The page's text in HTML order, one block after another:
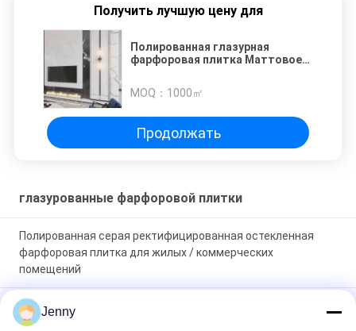
Получить лучшую цену для
Полированная глазурная
фарфоровая плитка Маттовое
коммерческих
MOQ： 1000㎡
Продолжать
глазурованные фарфоровой плитки
Полированная серая ректифицированная остекленная
фарфоровая плитка для жилых / коммерческих
помещений
Глянцевая глазурная ректифицированная фарфоровая
плитка с полированной отделкой с низким уровнем
Jenny